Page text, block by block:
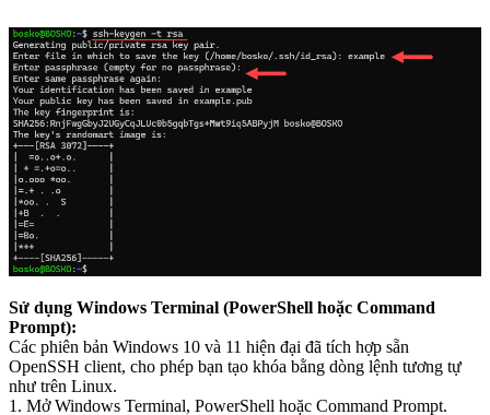
Sử dụng Windows Terminal (PowerShell hoặc Command
Prompt):
Các phiên bản Windows 10 và 11 hiện đại đã tích hợp sẵn
OpenSSH client, cho phép bạn tạo khóa bằng dòng lệnh tương tự
như trên Linux.
1. Mở Windows Terminal, PowerShell hoặc Command Prompt.